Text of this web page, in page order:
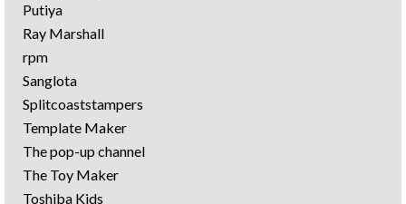
Putiya
Ray Marshall
rpm
Sanglota
Splitcoaststampers
Template Maker
The pop-up channel
The Toy Maker
Toshiba Kids